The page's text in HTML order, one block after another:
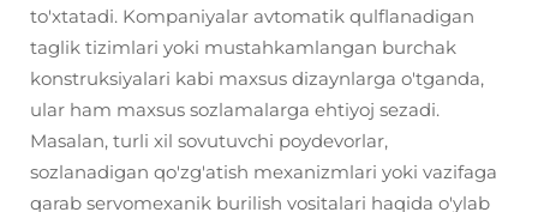
to'xtatadi. Kompaniyalar avtomatik qulflanadigan
taglik tizimlari yoki mustahkamlangan burchak
konstruksiyalari kabi maxsus dizaynlarga o'tganda,
ular ham maxsus sozlamalarga ehtiyoj sezadi.
Masalan, turli xil sovutuvchi poydevorlar,
sozlanadigan qo'zg'atish mexanizmlari yoki vazifaga
qarab servomexanik burilish vositalari haqida o'ylab